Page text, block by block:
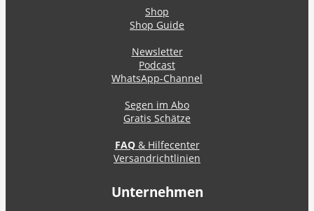
Shop
Shop Guide
Newsletter
Podcast
WhatsApp-Channel
Segen im Abo
Gratis Schätze
FAQ& Hilfecenter
Versandrichtlinien
Unternehmen